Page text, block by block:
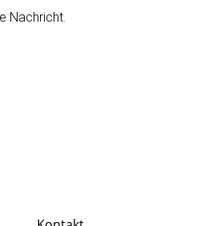
Nachricht.